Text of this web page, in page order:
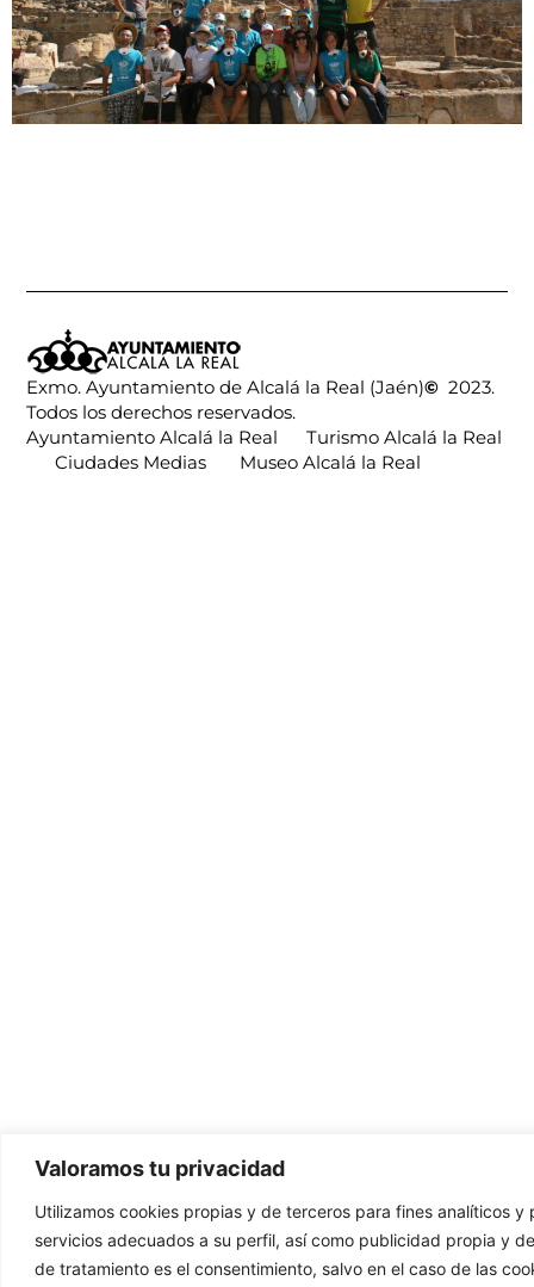
Valoramos tu privacidad
Utilizamos cookies propias y de terceros para fines analíticos y
servicios adecuados a su perfil, así como publicidad propia y
de tratamiento es el consentimiento, salvo en el caso de las
Exmo. Ayuntamiento de Alcalá la Real (Jaén)©2023.
Todos los derechos reservados.
Ayuntamiento Alcalá la Real
Turismo Alcalá la Real
Ciudades Medias Museo Alcalá la Real